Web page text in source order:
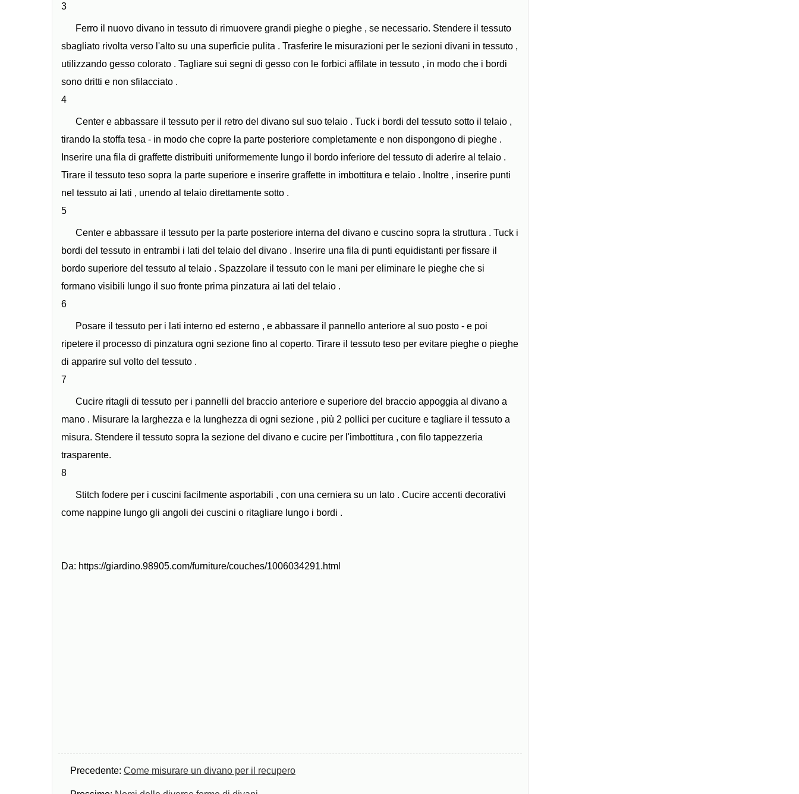
3
Ferro il nuovo divano in tessuto di rimuovere grandi pieghe o pieghe , se necessario. Stendere il tessuto
sbagliato rivolta verso l'alto su una superficie pulita . Trasferire le misurazioni per le sezioni divani in tessuto ,
utilizzando gesso colorato . Tagliare sui segni di gesso con le forbici affilate in tessuto , in modo che i bordi
sono dritti e non sfilacciato .
4
Center e abbassare il tessuto per il retro del divano sul suo telaio . Tuck i bordi del tessuto sotto il telaio ,
tirando la stoffa tesa - in modo che copre la parte posteriore completamente e non dispongono di pieghe .
Inserire una fila di graffette distribuiti uniformemente lungo il bordo inferiore del tessuto di aderire al telaio .
Tirare il tessuto teso sopra la parte superiore e inserire graffette in imbottitura e telaio . Inoltre , inserire punti
nel tessuto ai lati , unendo al telaio direttamente sotto .
5
Center e abbassare il tessuto per la parte posteriore interna del divano e cuscino sopra la struttura . Tuck i
bordi del tessuto in entrambi i lati del telaio del divano . Inserire una fila di punti equidistanti per fissare il
bordo superiore del tessuto al telaio . Spazzolare il tessuto con le mani per eliminare le pieghe che si
formano visibili lungo il suo fronte prima pinzatura ai lati del telaio .
6
Posare il tessuto per i lati interno ed esterno , e abbassare il pannello anteriore al suo posto - e poi
ripetere il processo di pinzatura ogni sezione fino al coperto. Tirare il tessuto teso per evitare pieghe o pieghe
di apparire sul volto del tessuto .
7
Cucire ritagli di tessuto per i pannelli del braccio anteriore e superiore del braccio appoggia al divano a
mano . Misurare la larghezza e la lunghezza di ogni sezione , più 2 pollici per cuciture e tagliare il tessuto a
misura. Stendere il tessuto sopra la sezione del divano e cucire per l'imbottitura , con filo tappezzeria
trasparente.
8
Stitch fodere per i cuscini facilmente asportabili , con una cerniera su un lato . Cucire accenti decorativi
come nappine lungo gli angoli dei cuscini o ritagliare lungo i bordi .
Da: https://giardino.98905.com/furniture/couches/1006034291.html
Precedente: Come misurare un divano per il recupero